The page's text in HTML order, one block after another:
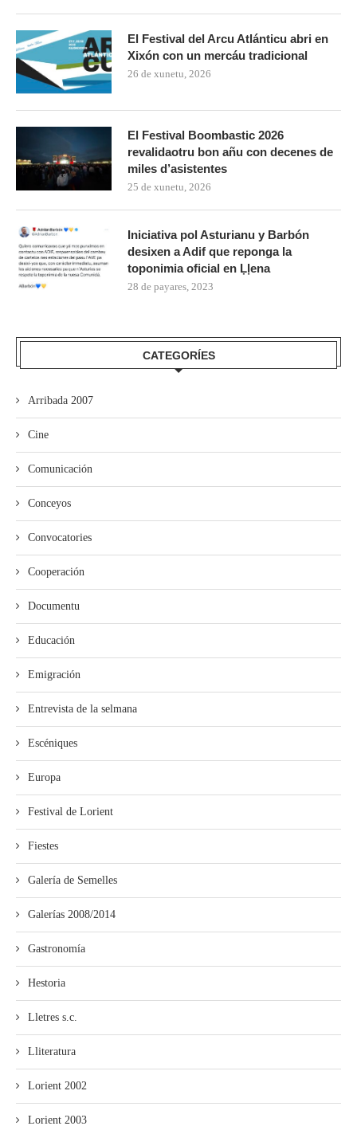
El Festival del Arcu Atlánticu abri en
Xixón con un mercáu tradicional
26 de xunetu, 2026
El Festival Boombastic 2026
revalidaotru bon añu con decenes de
miles d’asistentes
25 de xunetu, 2026
Iniciativa pol Asturianu y Barbón
desixen a Adif que reponga la
toponimia oficial en Ḷḷena
28 de payares, 2023
CATEGORÍES
Arribada 2007
Cine
Comunicación
Conceyos
Convocatories
Cooperación
Documentu
Educación
Emigración
Entrevista de la selmana
Escéniques
Europa
Festival de Lorient
Fiestes
Galería de Semelles
Galerías 2008/2014
Gastronomía
Hestoria
Lletres s.c.
Lliteratura
Lorient 2002
Lorient 2003